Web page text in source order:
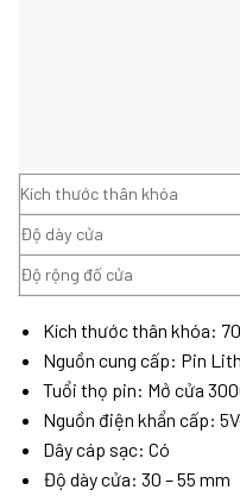
Kích thước thân khóa
Độ dày cửa
Độ rộng đố cửa
Kích thước thân khóa:
Nguồn cung cấp: Pin
Tuổi thọ pin: Mở cửa
Nguồn điện khẩn cấp:
Dây cáp sạc: Có
Độ dày cửa: 30 – 55 mm